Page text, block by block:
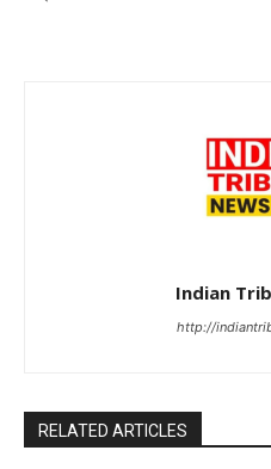
Indian
http://
RELATED ARTICLES